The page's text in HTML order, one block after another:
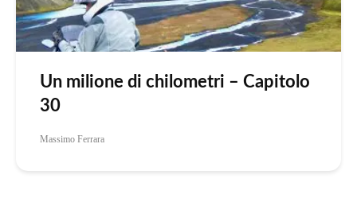
Un milione di chilometri – Capitolo
30
Massimo Ferrara